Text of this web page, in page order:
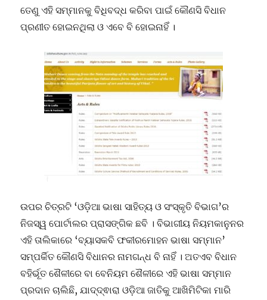
ତେଣୁ ଏହି ସମ୍ମାନକୁ ବିଧିବଦ୍ଧ କରିବା ପାଇଁ କୌଣସି ବିଧାନ
ପ୍ରଣୀତ ହୋଇନଥିଲା ଓ ଏବେ ବି ହୋଇନାହିଁ ।
ଉପର ଚିତ୍ରଟି ‘ଓଡ଼ିଆ ଭାଷା ସାହିତ୍ୟ ଓ ସଂସ୍କୃତି ବିଭାଗ’ର
ନିଜସ୍ୱ ପୋର୍ଟାଲର ପ୍ରାସଙ୍ଗିକ ଛବି । ବିଭାଗୀୟ ନିୟମକାନୁନର
ଏହି ତାଲିକାରେ ‘ବ୍ୟାସକବି ଫକୀରମୋହନ ଭାଷା ସମ୍ମାନ’
ସମ୍ପର୍କିତ କୌଣସି ବିଧାନର ନାମଗନ୍ଧ ବି ନାହିଁ । ଅତଏବ ବିଧାନ
ବହିର୍ଭୂତ ଶୈଳୀରେ ବା ବେନିୟମ ଶୈଳୀରେ ଏହି ଭାଷା ସମ୍ମାନ
ପ୍ରଦାନ ଚାଲିଛି, ଯାଦ୍ଦ୍ଵାରା ଓଡ଼ିଆ ଜାତିକୁ ଆଖିମିଟିକା ମାରି